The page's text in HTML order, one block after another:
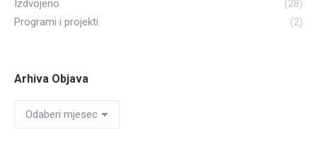
Izdvojeno
(28)
Programi i projekti
(2)
Arhiva Objava
Arhiva
Objava